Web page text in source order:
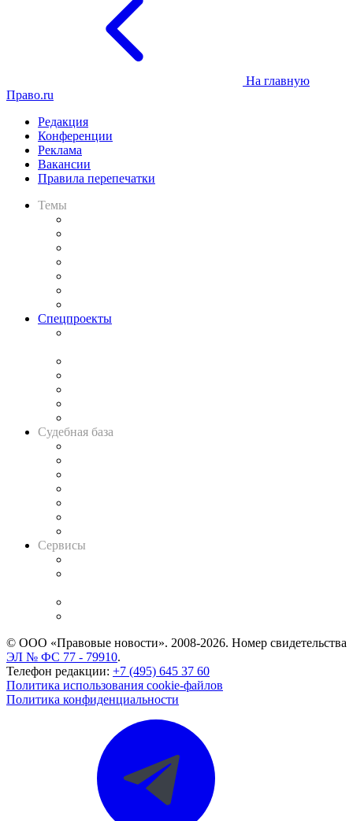
На главную
Право.ru
Редакция
Конференции
Реклама
Вакансии
Правила перепечатки
Темы
Спецпроекты
Судебная база
Сервисы
© ООО «Правовые новости». 2008-2026. Номер свидетельства
ЭЛ № ФС 77 - 79910.
Телефон редакции: +7 (495) 645 37 60
Политика использования cookie-файлов
Политика конфиденциальности